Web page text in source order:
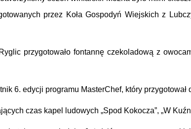
przez Koła Gospodyń Wiejskich z
przygotowało fontannę czekoladową z
6. edycji programu MasterChef, który przygotował
czas kapel ludowych „Spod Kokocza”, „W